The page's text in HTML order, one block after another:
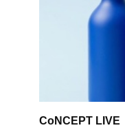
CoNCEPT LIVE